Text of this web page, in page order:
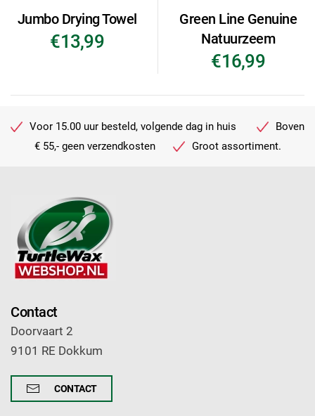
Jumbo Drying Towel
€13,99
Green Line Genuine
Natuurzeem
€16,99
Voor 15.00 uur besteld, volgende dag in huis
Boven
€ 55,- geen verzendkosten
Groot assortiment.
Contact
Doorvaart 2
9101 RE Dokkum
CONTACT